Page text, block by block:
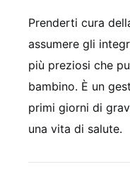
Prenderti cura
assumere gli
più preziosi che
bambino. È un
primi giorni di
una vita di salute.